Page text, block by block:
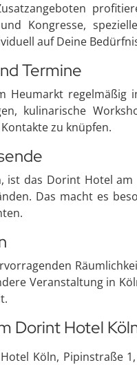
Kongresse,
auf Deine
Termine
regelmäßig
kulinarische
zu knüpfen.
das Dorint Hotel
Das macht es
Veranstaltung in
Dorint Hotel
Köln, Pipinstraße